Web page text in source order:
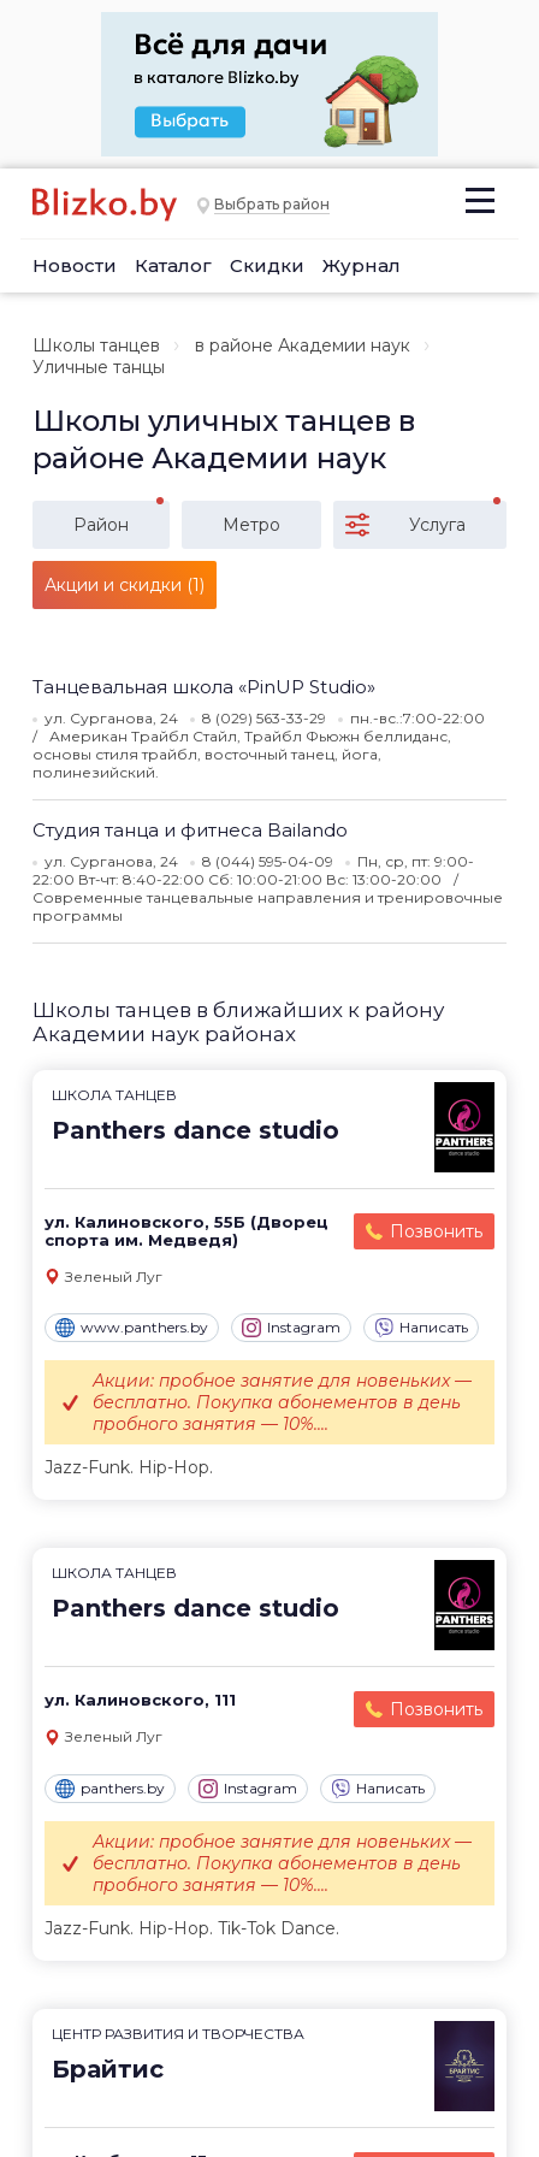
Выбрать район
Новости Каталог Скидки Журнал
Школы танцев
в районе Академии наук
Уличные танцы
Школы уличных танцев в
районе Академии наук
Район Метро Услуга
Акции и скидки (1)
Танцевальная школа «PinUP Studio»
ул. Сурганова, 24 8 (029) 563-33-29
пн.-вс.:7:00-22:00
Американ Трайбл Стайл, Трайбл Фьюжн беллиданс,
основы стиля трайбл, восточный танец, йога,
полинезийский.
Студия танца и фитнеса Bailando
ул. Сурганова, 24 8 (044) 595-04-09
Пн, ср, пт: 9:00-
22:00 Вт-чт: 8:40-22:00 Сб: 10:00-21:00 Вс: 13:00-20:00
Современные танцевальные направления и тренировочные
программы
Школы танцев в ближайших к району
Академии наук районах
ШКОЛА ТАНЦЕВ
Panthers dance studio
ул. Калиновского, 55Б (Дворец
спорта им. Медведя)
Позвонить
Зеленый Луг
www.panthers.by Instagram Написать
Jazz-Funk. Hip-Hop.
Акции: пробное занятие для новеньких —
бесплатно. Покупка абонементов в день
пробного занятия — 10%....
ШКОЛА ТАНЦЕВ
Panthers dance studio
ул. Калиновского, 111 Позвонить
Зеленый Луг
panthers.by Instagram Написать
Jazz-Funk. Hip-Hop. Tik-Tok Dance.
Акции: пробное занятие для новеньких —
бесплатно. Покупка абонементов в день
пробного занятия — 10%....
ЦЕНТР РАЗВИТИЯ И ТВОРЧЕСТВА
Брайтис